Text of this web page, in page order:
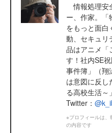
情報処理安
ー、作家。「
をもっと面白
動、セキュリ
品はアニメ「
す！社内SE
事件簿」（翔
は意図に反
る高校生活～
Twitter：
※プロフィールは、
の内容です